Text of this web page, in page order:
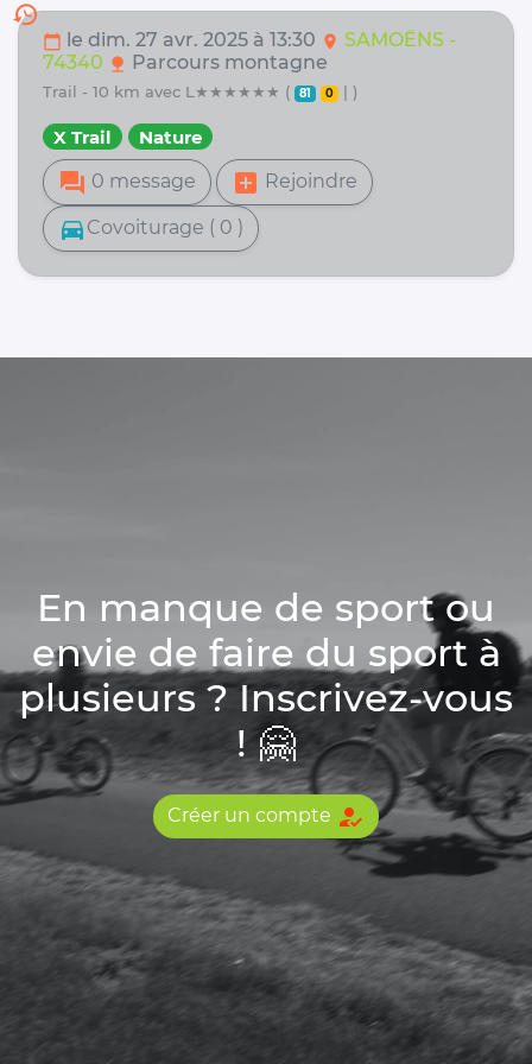
history
calendar_today le dim. 27 avr. 2025 à 13:30 location_on SAMOËNS -
74340 nature Parcours montagne
trail - 10 km avec L★★★★★★ ( 81 0 | )
X Trail Nature
forum 0 message add_box Rejoindre
directions_car Covoiturage ( 0 )
En manque de sport ou
envie de faire du sport à
plusieurs ? Inscrivez-vous
! 🤗
Créer un compte how_to_reg